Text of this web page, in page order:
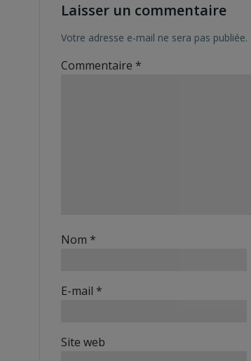
Laisser un commentaire
Votre adresse e-mail ne sera pas publiée.
Commentaire *
Nom *
E-mail *
Site web